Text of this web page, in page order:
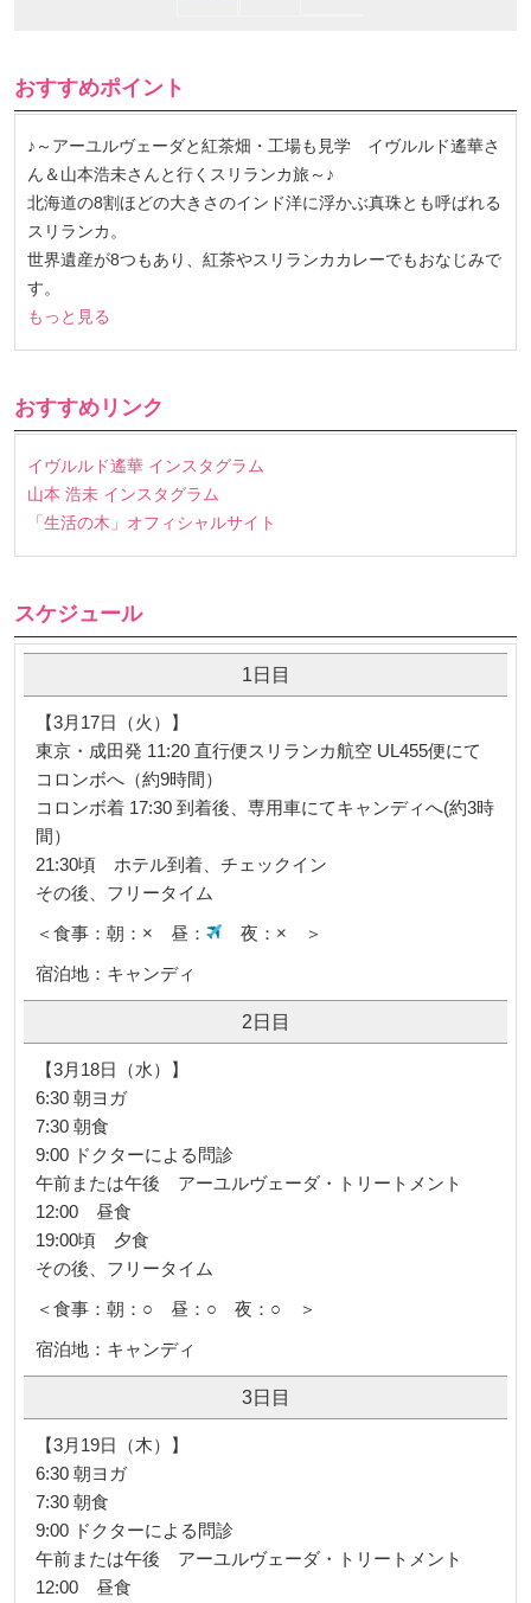
おすすめポイント
♪～アーユルヴェーダと紅茶畑・工場も見学 イヴルルド遙華さ
ん＆山本浩未さんと行くスリランカ旅～♪
北海道の8割ほどの大きさのインド洋に浮かぶ真珠とも呼ばれる
スリランカ。
世界遺産が8つもあり、紅茶やスリランカカレーでもおなじみで
す。
もっと見る
おすすめリンク
イヴルルド遙華 インスタグラム
山本 浩未 インスタグラム
「生活の木」オフィシャルサイト
スケジュール
1日目
【3月17日（火）】
東京・成田発 11:20 直行便スリランカ航空 UL455便にて
コロンボへ（約9時間）
コロンボ着 17:30 到着後、専用車にてキャンディへ(約3時
間）
21:30頃 ホテル到着、チェックイン
その後、フリータイム
＜食事：朝：× 昼：
夜：× ＞
宿泊地：キャンディ
2日目
【3月18日（水）】
6:30 朝ヨガ
7:30 朝食
9:00 ドクターによる問診
午前または午後 アーユルヴェーダ・トリートメント
12:00 昼食
19:00頃 夕食
その後、フリータイム
＜食事：朝：○ 昼：○ 夜：○ ＞
宿泊地：キャンディ
3日目
【3月19日（木）】
6:30 朝ヨガ
7:30 朝食
9:00 ドクターによる問診
午前または午後 アーユルヴェーダ・トリートメント
12:00 昼食